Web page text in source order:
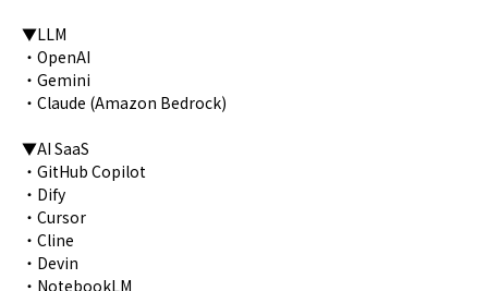
▼LLM
・OpenAI
・Gemini
・Claude (Amazon Bedrock)
▼AI SaaS
・GitHub Copilot
・Dify
・Cursor
・Cline
・Devin
・NotebookLM